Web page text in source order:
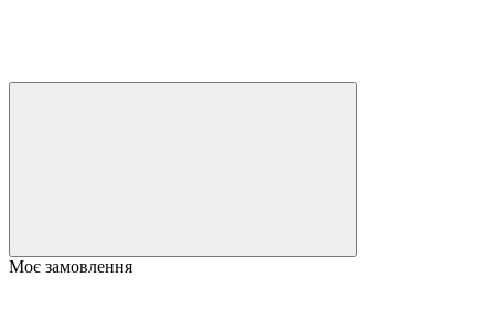
Моє замовлення